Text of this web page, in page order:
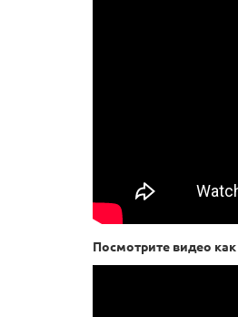
Посмотрите видео